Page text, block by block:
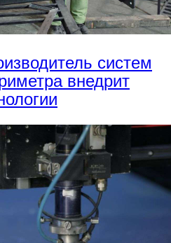
систем
внедрит